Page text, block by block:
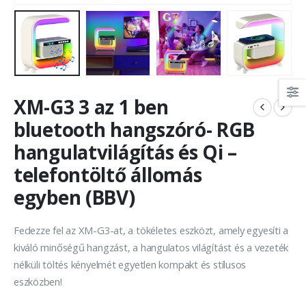
XM-G3 3 az 1 ben
bluetooth hangszóró- RGB
hangulatvilágítás és Qi –
telefontöltő állomás
egyben (BBV)
Fedezze fel az XM-G3-at, a tökéletes eszközt, amely egyesíti a
kiváló minőségű hangzást, a hangulatos világítást és a vezeték
nélküli töltés kényelmét egyetlen kompakt és stílusos
eszközben!